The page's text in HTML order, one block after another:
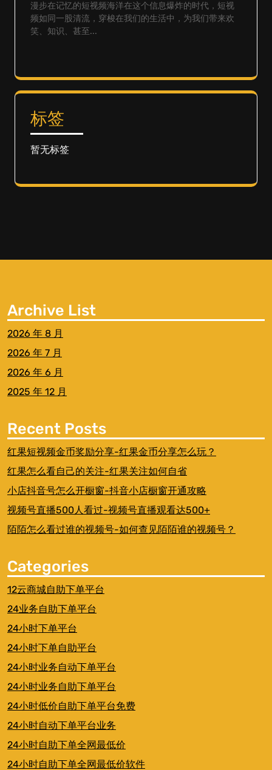
漫步在记忆的短视频海洋在这个信息爆炸的时代，短视
频如同一股清流，穿梭在我们的生活中，为我们带来欢
笑、知识、甚至...
标签
暂无标签
Archive List
2026 年 8 月
2026 年 7 月
2026 年 6 月
2025 年 12 月
Recent Posts
红果短视频金币奖励分享-红果金币分享怎么玩？
红果怎么看自己的关注-红果关注如何自省
小店抖音号怎么开橱窗-抖音小店橱窗开通攻略
视频号直播500人看过-视频号直播观看达500+
陌陌怎么看过谁的视频号-如何查见陌陌谁的视频号？
Categories
12云商城自助下单平台
24业务自助下单平台
24小时下单平台
24小时下单自助平台
24小时业务自动下单平台
24小时业务自助下单平台
24小时低价自助下单平台免费
24小时自动下单平台业务
24小时自助下单全网最低价
24小时自助下单全网最低价软件